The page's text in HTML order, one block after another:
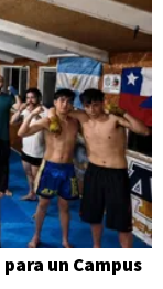
un Campus